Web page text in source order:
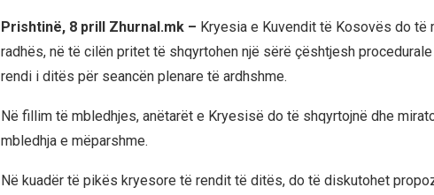
Prishtinë, 8 prill Zhurnal.mk – Kryesia e Kuvendit të Kosovës do të
radhës, në të cilën pritet të shqyrtohen një sërë çështjesh
rendi i ditës për seancën plenare të ardhshme.
Në fillim të mbledhjes, anëtarët e Kryesisë do të shqyrtojnë dhe
mbledhja e mëparshme.
Në kuadër të pikës kryesore të rendit të ditës, do të diskutohet